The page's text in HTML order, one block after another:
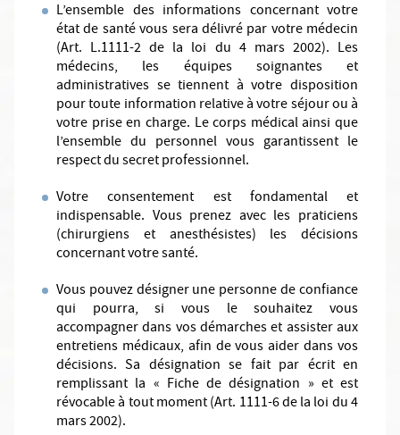
L’ensemble des informations concernant votre
état de santé vous sera délivré par votre médecin
(Art. L.1111-2 de la loi du 4 mars 2002). Les
médecins, les équipes soignantes et
administratives se tiennent à votre disposition
pour toute information relative à votre séjour ou à
votre prise en charge. Le corps médical ainsi que
l’ensemble du personnel vous garantissent le
respect du secret professionnel.
Votre consentement est fondamental et
indispensable. Vous prenez avec les praticiens
(chirurgiens et anesthésistes) les décisions
concernant votre santé.
Vous pouvez désigner une personne de confiance
qui pourra, si vous le souhaitez vous
accompagner dans vos démarches et assister aux
entretiens médicaux, afin de vous aider dans vos
décisions. Sa désignation se fait par écrit en
remplissant la « Fiche de désignation » et est
révocable à tout moment (Art. 1111-6 de la loi du 4
mars 2002).